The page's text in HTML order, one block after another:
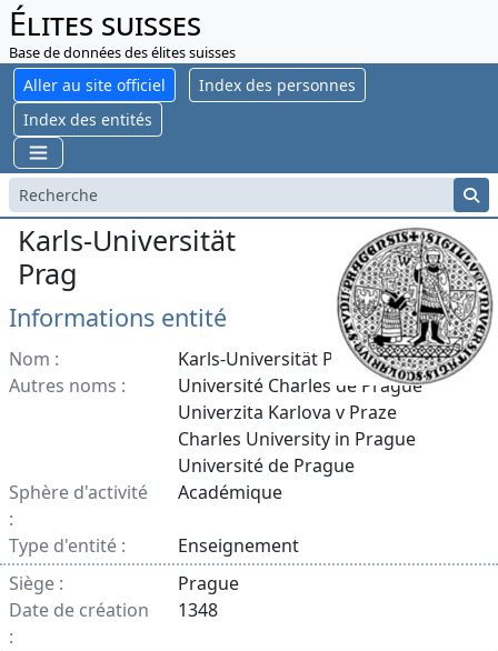
Élites suisses
Base de données des élites suisses
Aller au site officiel
Index des personnes
Index des entités
Karls-Universität
Prag
Informations entité
Nom :
Karls-Universität Prag
Autres noms :
Université Charles de Prague
Univerzita Karlova v Praze
Charles University in Prague
Université de Prague
Sphère d'activité
:
Académique
Type d'entité :
Enseignement
Siège :
Prague
Date de création
:
1348